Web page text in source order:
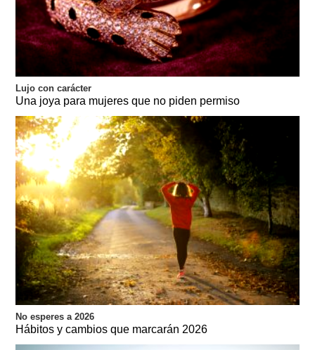
Lujo con carácter
Una joya para mujeres que no piden permiso
No esperes a 2026
Hábitos y cambios que marcarán 2026